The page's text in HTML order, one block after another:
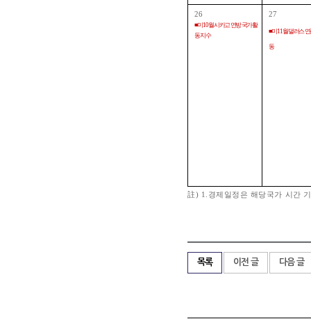
26
■ 미 10월 시카고 연방 국가활
동 지수
27
■ 미 11월 댈러스
동
註) 1.경제일정은 해당국가 시간
목록 이전 글 다음 글